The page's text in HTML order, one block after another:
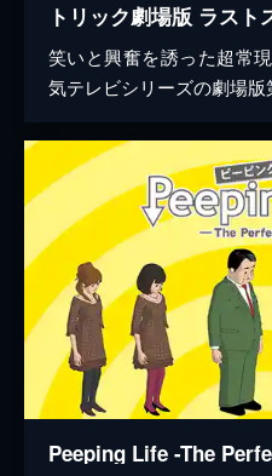
トリック劇場版 ラスト
笑いと興奮を誘った超常
気テレビシリーズの劇場版
Peeping Life -The